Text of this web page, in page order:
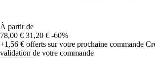
À partir de
78,00 € 31,20 € -60%
+1,56 € offerts sur votre prochaine commande
validation de votre commande